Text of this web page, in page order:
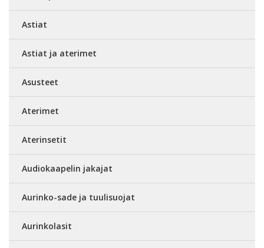
Astiat
Astiat ja aterimet
Asusteet
Aterimet
Aterinsetit
Audiokaapelin jakajat
Aurinko-sade ja tuulisuojat
Aurinkolasit